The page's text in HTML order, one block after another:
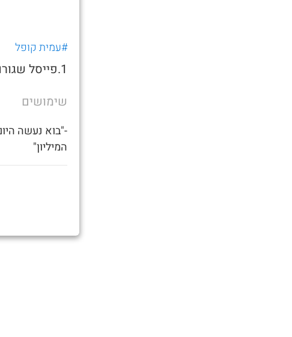
#עמית קופל
1.פייסל שגורם לך ל
שימושים
-"בוא נעשה
המיליון"